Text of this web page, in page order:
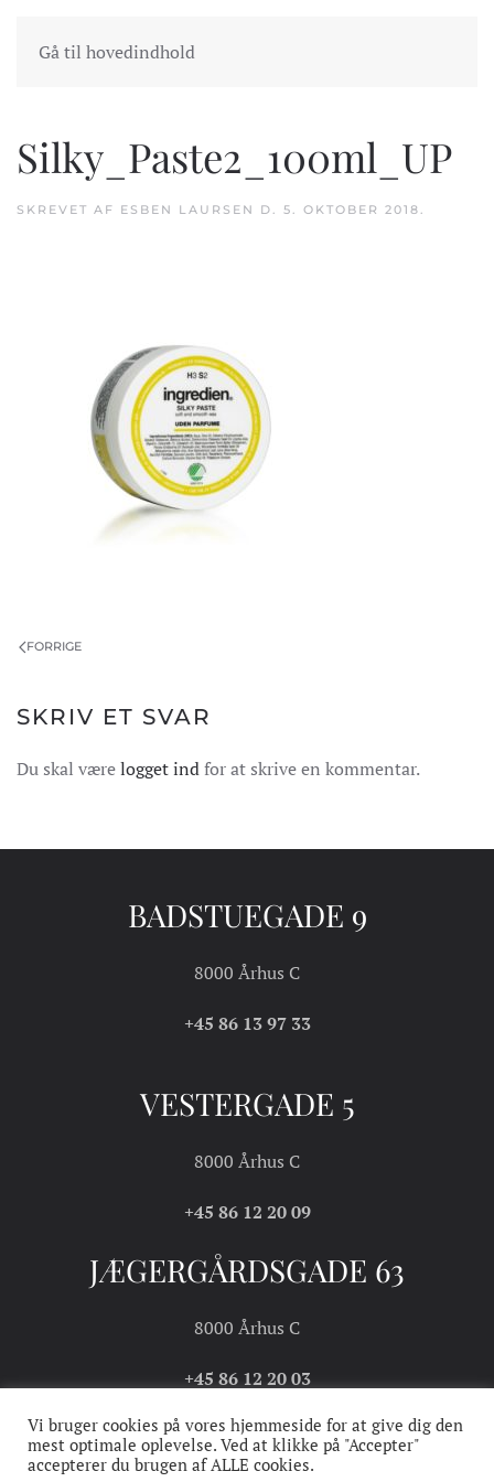
Gå til hovedindholdINDKØBSKURV
Silky_Paste2_100ml_UP
SKREVET AF ESBEN LAURSEN D. 5. OKTOBER 2018.
FORRIGE
SKRIV ET SVAR
Du skal værelogget indfor at skrive en kommentar.
BADSTUEGADE 9
8000 Århus C
+45 86 13 97 33
VESTERGADE 5
8000 Århus C
+45 86 12 20 09
JÆGERGÅRDSGADE 63
8000 Århus C
+45 86 12 20 03
COOKIE- OG
Vi bruger cookies på vores hjemmeside for at give dig den
mest optimale oplevelse. Ved at klikke på "Accepter"
accepterer du brugen af ALLE cookies.